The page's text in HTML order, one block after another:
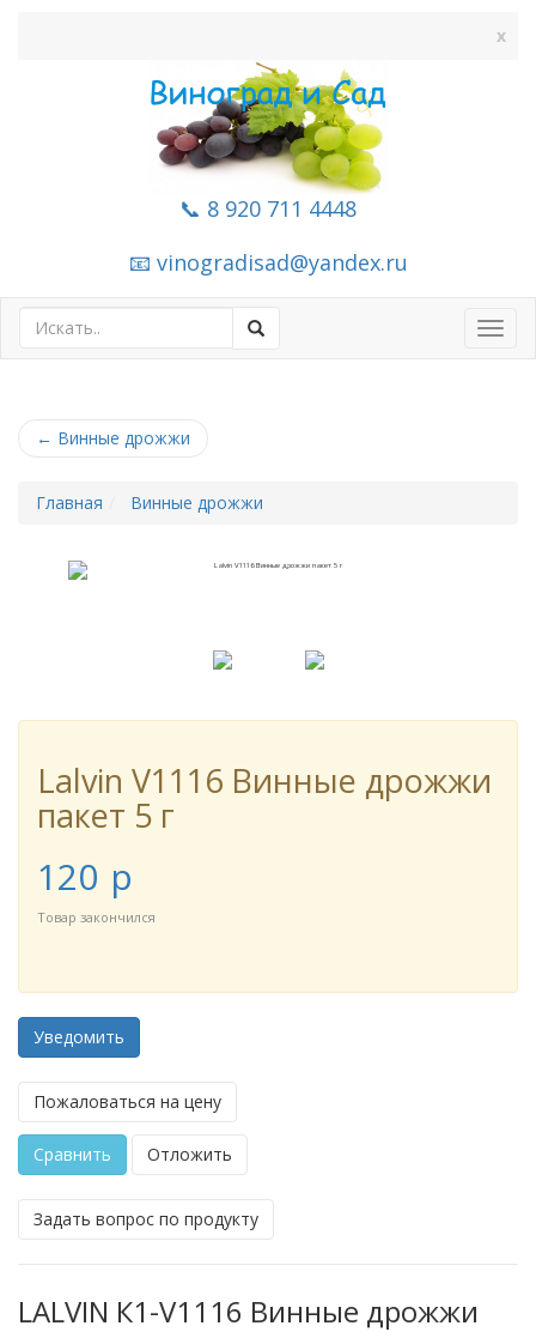
x
📞 8 920 711 4448
📧 vinogradisad@yandex.ru
← Винные дрожжи
Главная Винные дрожжи
Lalvin V1116 Винные дрожжи
пакет 5 г
120 p
Товар закончился
Уведомить
Пожаловаться на цену
Сравнить Отложить
Задать вопрос по продукту
LALVIN К1-V1116 Винные дрожжи